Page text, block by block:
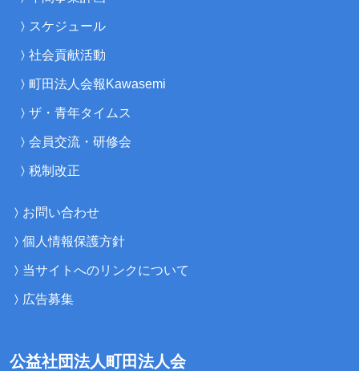
スケジュール
社会貢献活動
町田法人会報Kawasemi
ザ・青年タイムス
会員交流・研修会
税制改正
お問い合わせ
個人情報保護方針
当サイトへのリンクについて
広告募集
公益社団法人町田法人会